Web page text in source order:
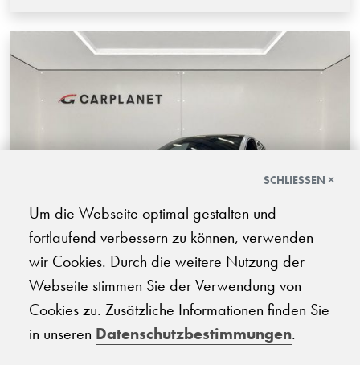
BYD Sealion 7 Excellence AWD
08.2025 | 8'500 km | 530 PS | Elektro | Automatik-Getriebe
SCHLIESSEN ×
Um die Webseite optimal gestalten und
fortlaufend verbessern zu können, verwenden
wir Cookies. Durch die weitere Nutzung der
Webseite stimmen Sie der Verwendung von
Cookies zu. Zusätzliche Informationen finden Sie
in unseren Datenschutzbestimmungen.